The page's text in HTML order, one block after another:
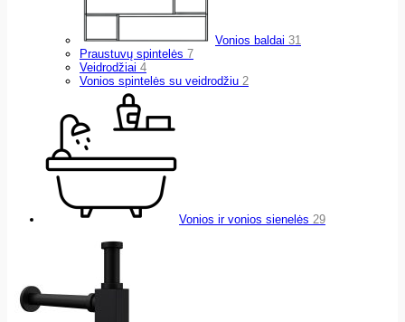
Vonios baldai 31
Praustuvų spintelės 7
Veidrodžiai 4
Vonios spintelės su veidrodžiu 2
Vonios ir vonios sienelės 29